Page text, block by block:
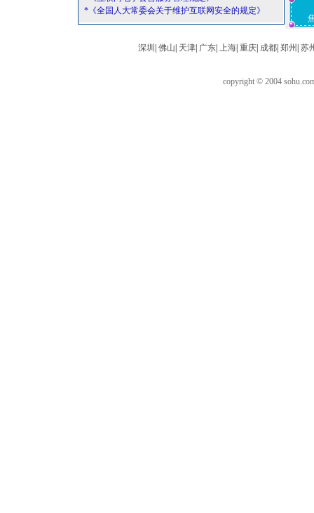
*《全国人大常委会关于维护互联网安全的规定》
深圳 佛山 天津| 广东| 上海| 重庆| 成都| 郑州 苏
copyright © 2004